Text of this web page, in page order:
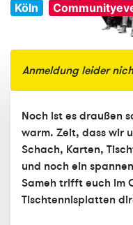
Köln
Anmeldung leider
Noch ist es draußen
warm. Zeit, dass wir
Schach, Karten,
und noch ein
Sameh trifft euch im
Tischtennisplatten